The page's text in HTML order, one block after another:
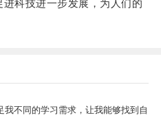
科技进一步发展，为人们的
不同的学习需求，让我能够找到自